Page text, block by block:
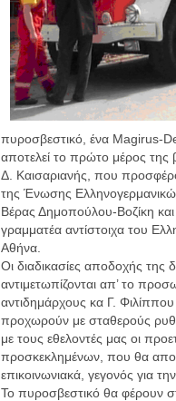
πυροσβεστικό, ένα Magirus-
αποτελεί το πρώτο μέρος της
Δ. Καισαριανής, που
της Ένωσης
Βέρας Δημοπούλου-Βοζίκη
γραμματέα αντίστοιχα του
Αθήνα.
Οι διαδικασίες αποδοχής
αντιμετωπίζονται απ’ το
αντιδημάρχους κα Γ.
προχωρούν με σταθερούς
με τους εθελοντές μας οι
προσκεκλημένων, που θα
επικοινωνιακά, γεγονός για
Το πυροσβεστικό θα φέρουν